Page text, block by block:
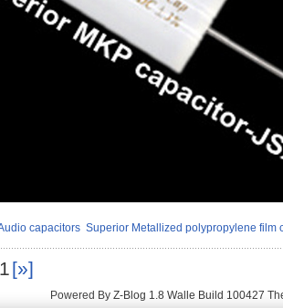
capacitors Superior Metallized polypropylene film
1[»]
Powered By Z-Blog 1.8 Walle Build 100427